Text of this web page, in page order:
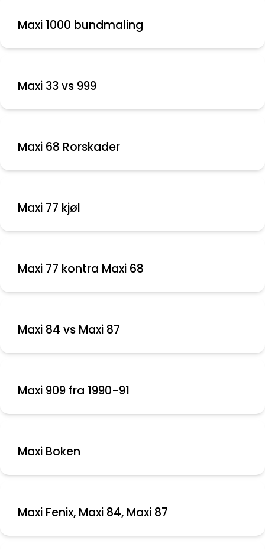
Maxi 1000 bundmaling
Maxi 33 vs 999
Maxi 68 Rorskader
Maxi 77 kjøl
Maxi 77 kontra Maxi 68
Maxi 84 vs Maxi 87
Maxi 909 fra 1990-91
Maxi Boken
Maxi Fenix, Maxi 84, Maxi 87